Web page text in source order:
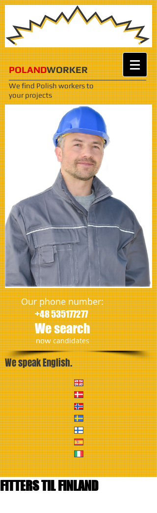
POLANDWORKER
We find Polish workersto
your projects
Our phone number:
+48 535177277
We search
​nowcandidates
We speak English.
FITTERS TIL FINLAND